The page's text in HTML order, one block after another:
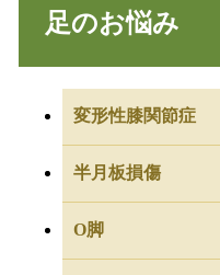
足のお悩み
変形性膝関節症
半月板損傷
O脚